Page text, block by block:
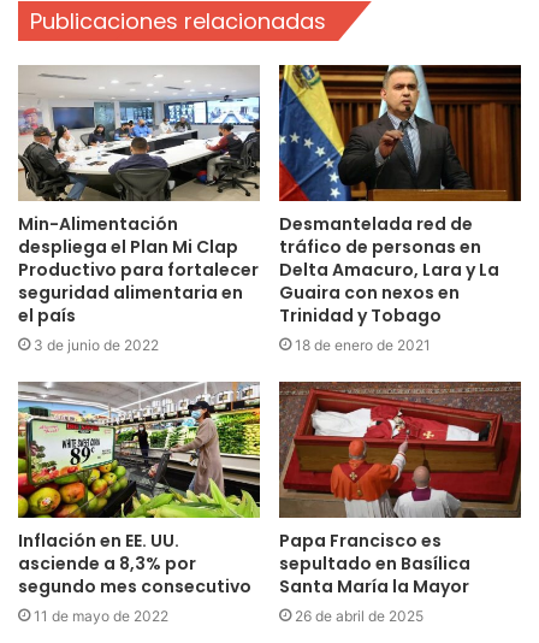
Publicaciones relacionadas
Min-Alimentación
despliega el Plan Mi Clap
Productivo para fortalecer
seguridad alimentaria en
el país
3 de junio de 2022
Desmantelada red de
tráfico de personas en
Delta Amacuro, Lara y La
Guaira con nexos en
Trinidad y Tobago
18 de enero de 2021
Inflación en EE. UU.
asciende a 8,3% por
segundo mes consecutivo
11 de mayo de 2022
Papa Francisco es
sepultado en Basílica
Santa María la Mayor
26 de abril de 2025